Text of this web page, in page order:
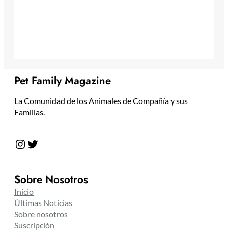
Pet Family Magazine
La Comunidad de los Animales de Compañía y sus
Familias.
Instagram Twitter
Sobre Nosotros
Inicio
Últimas Noticias
Sobre nosotros
Suscripción